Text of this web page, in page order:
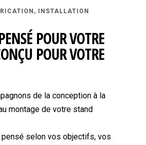
INSTALLATION
POUR VOTRE
POUR VOTRE
de la conception à la
montage de votre stand
pensé selon vos objectifs, vos